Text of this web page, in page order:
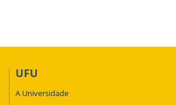
UFU
A Universidade